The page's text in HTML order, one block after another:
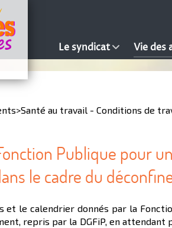
Le syndicat Vie des
>Santé au travail - Conditions de
Publique pour
le cadre du
et le calendrier donnés par la
repris par la DGFiP, en attendant